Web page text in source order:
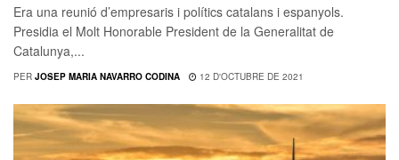
Era una reunió d’empresaris i polítics catalans i espanyols.
Presidia el Molt Honorable President de la Generalitat de
Catalunya,...
PER JOSEP MARIA NAVARRO CODINA 12 D'OCTUBRE DE 2021